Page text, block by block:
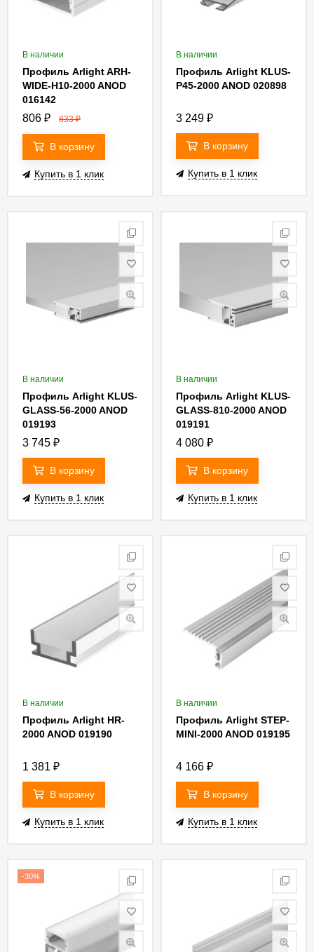
В наличии
Профиль Arlight ARH-
WIDE-H10-2000 ANOD
016142
806 ₽ 833₽
В корзину
Купить в 1 клик
В наличии
Профиль Arlight KLUS-
P45-2000 ANOD 020898
3 249 ₽
В корзину
Купить в 1 клик
В наличии
Профиль Arlight KLUS-
GLASS-56-2000 ANOD
019193
3 745 ₽
В корзину
Купить в 1 клик
В наличии
Профиль Arlight KLUS-
GLASS-810-2000 ANOD
019191
4 080 ₽
В корзину
Купить в 1 клик
В наличии
Профиль Arlight HR-
2000 ANOD 019190
1 381 ₽
В корзину
Купить в 1 клик
В наличии
Профиль Arlight STEP-
MINI-2000 ANOD 019195
4 166 ₽
В корзину
Купить в 1 клик
-30%